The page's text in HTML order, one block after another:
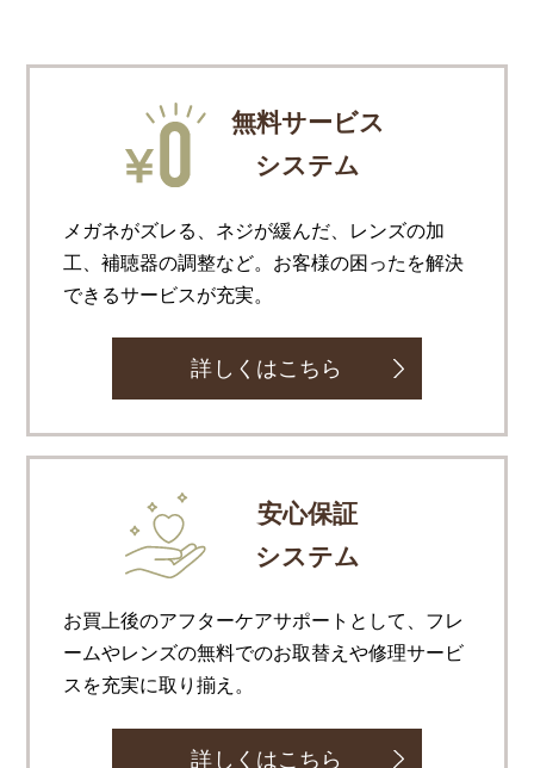
無料サービス
システム
メガネがズレる、ネジが緩んだ、レンズの加
工、補聴器の調整など。お客様の困ったを解決
できるサービスが充実。
詳しくはこちら
安心保証
システム
お買上後のアフターケアサポートとして、フレ
ームやレンズの無料でのお取替えや修理サービ
スを充実に取り揃え。
詳しくはこちら